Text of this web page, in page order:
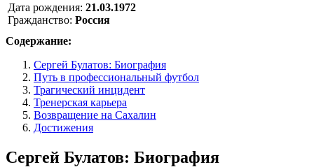
Дата рождения: 21.03.1972
Гражданство: Россия
Содержание:
Сергей Булатов: Биография
Путь в профессиональный футбол
Трагический инцидент
Тренерская карьера
Возвращение на Сахалин
Достижения
Сергей Булатов: Биография